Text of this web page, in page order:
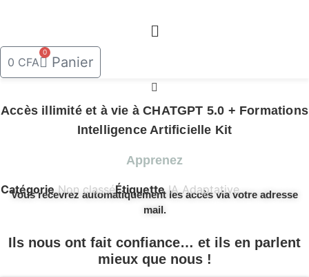
0 CFA
0
Panier
Accès illimité et à vie à CHATGPT 5.0 + Formations
Intelligence Artificielle Kit
Apprenez
Catégorie Non classéÉtiquette IA Adaptative
Vous recevrez automatiquement les accès via votre adresse
mail.
Ils nous ont fait confiance… et ils en parlent
mieux que nous !